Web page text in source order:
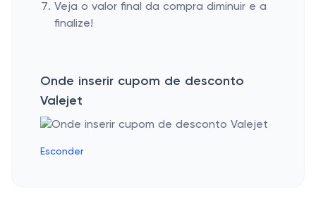
Veja o valor final da compra diminuir e a
finalize!
Onde inserir cupom de desconto
Valejet
Esconder